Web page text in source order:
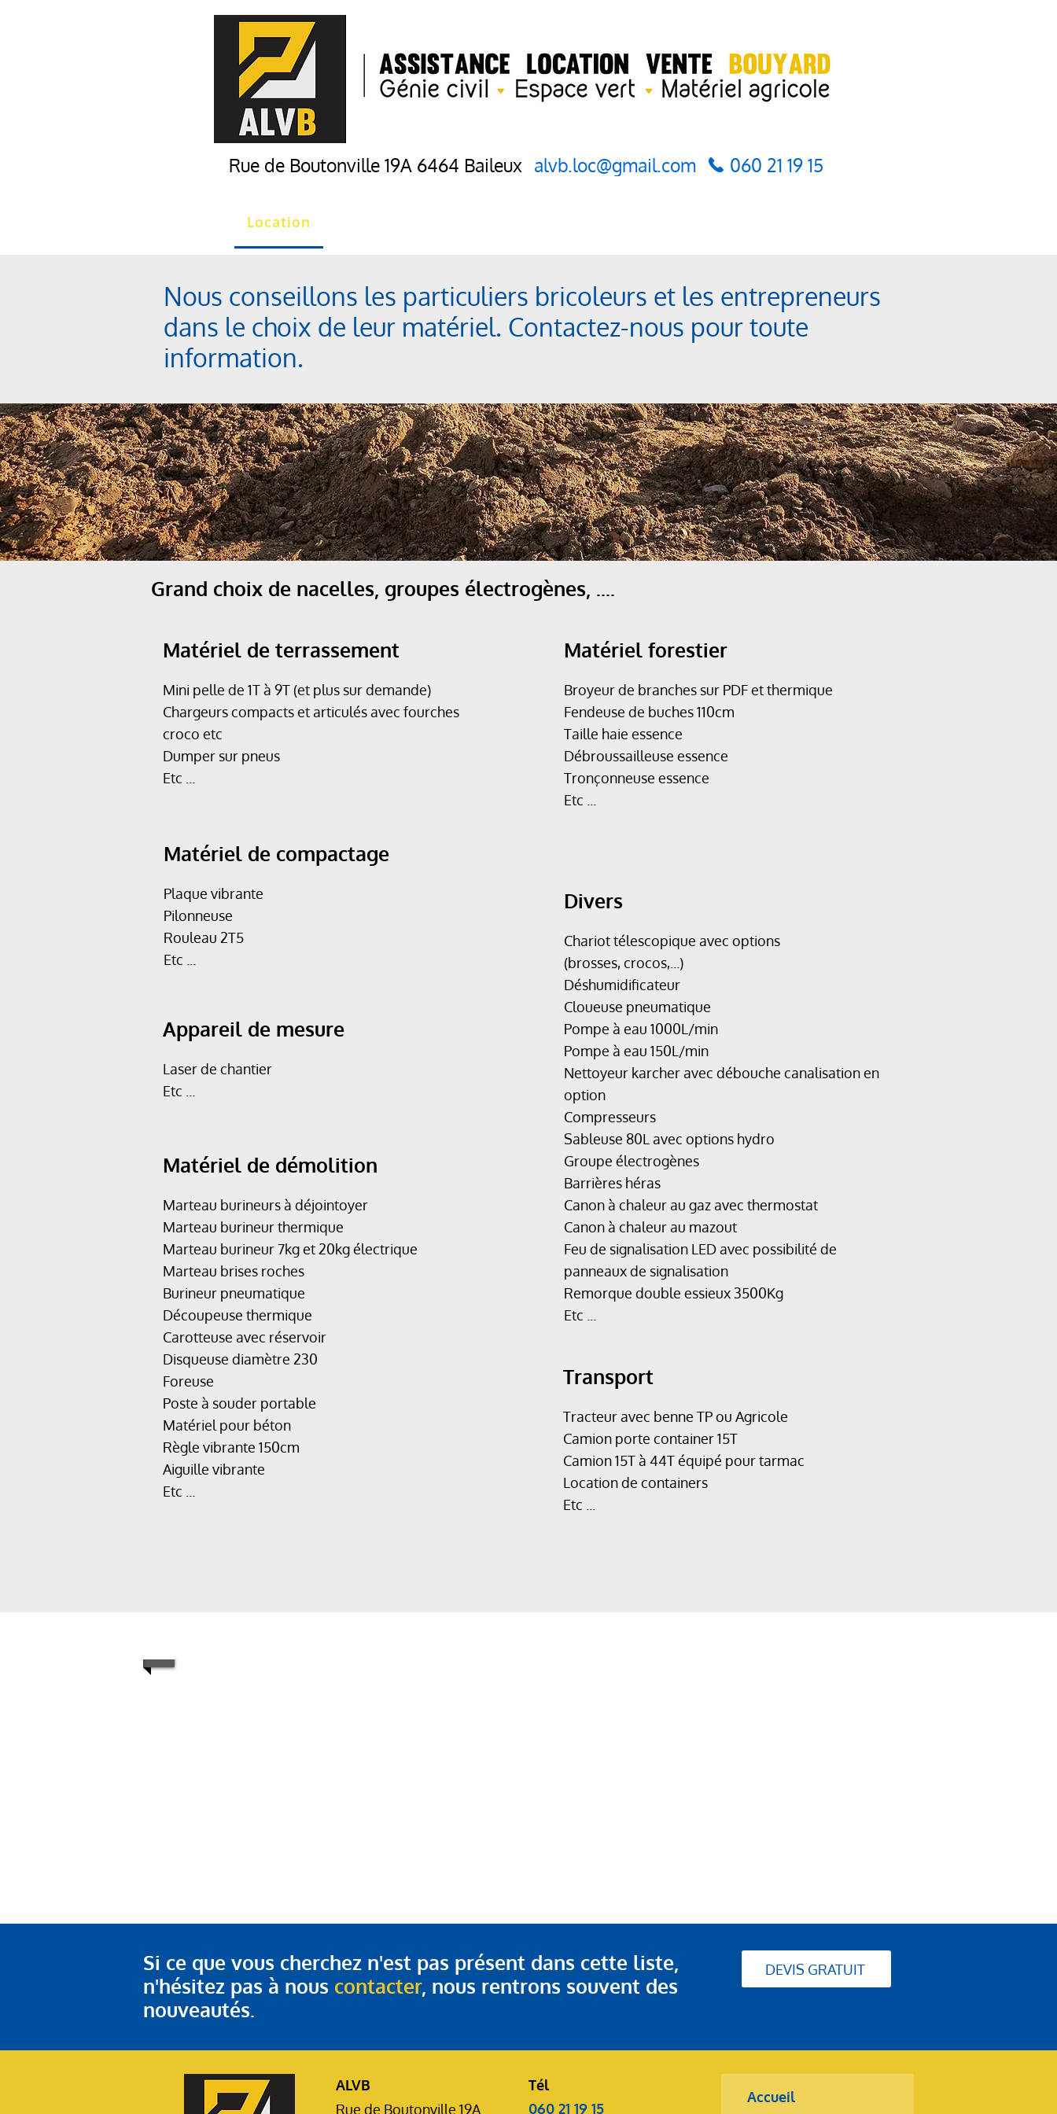
Rue de Boutonville 19A 6464 Baileux alvb.loc@gmail.com 060 21 19 15
Location
Nous conseillons les particuliers bricoleurs et les entrepreneurs
dans le choix de leur matériel. Contactez-nous pour toute
information.
Grand choix de nacelles, groupes électrogènes, ....
Matériel de terrassement
Mini pelle de 1T à 9T (et plus sur demande)
Chargeurs compacts et articulés avec fourches
croco etc
Dumper sur pneus
Etc ...
Matériel de compactage
Plaque vibrante
Pilonneuse
Rouleau 2T5
Etc ...
Appareil de mesure
Laser de chantier
Etc ...
Matériel de démolition
Marteau burineurs à déjointoyer
Marteau burineur thermique
Marteau burineur 7kg et 20kg électrique
Marteau brises roches
Burineur pneumatique
Découpeuse thermique
Carotteuse avec réservoir
Disqueuse diamètre 230
Foreuse
Poste à souder portable
Matériel pour béton
Règle vibrante 150cm
Aiguille vibrante
Etc ...
Matériel forestier
Broyeur de branches sur PDF et thermique
Fendeuse de buches 110cm
Taille haie essence
Débroussailleuse essence
Tronçonneuse essence
Etc ...
Divers
Chariot télescopique avec options
(brosses, crocos,...)
Déshumidificateur
Cloueuse pneumatique
Pompe à eau 1000L/min
Pompe à eau 150L/min
Nettoyeur karcher avec débouche canalisation en
option
Compresseurs
Sableuse 80L avec options hydro
Groupe électrogènes
Barrières héras
Canon à chaleur au gaz avec thermostat
Canon à chaleur au mazout
Feu de signalisation LED avec possibilité de
panneaux de signalisation
Remorque double essieux 3500Kg
Etc ...
Transport
Tracteur avec benne TP ou Agricole
Camion porte container 15T
Camion 15T à 44T équipé pour tarmac
Location de containers
Etc ...
Si ce que vous cherchez n'est pas présent dans cette liste,
n'hésitez pas à nous contacter, nous rentrons souvent des
nouveautés.
DEVIS GRATUIT
ALVB
Rue de Boutonville 19A
Tél
060 21 19 15
Accueil